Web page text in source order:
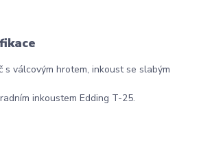
s válcovým hrotem, inkoust se slabým
inkoustem Edding T-25.